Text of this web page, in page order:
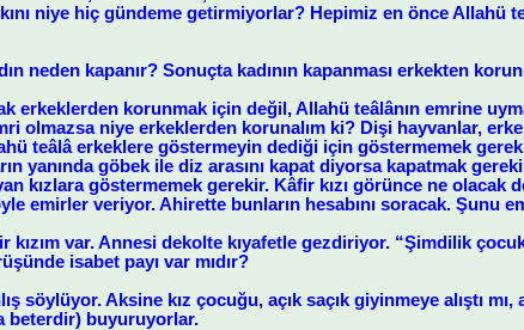
niye hiç gündeme getirmiyorlar? Hepimiz en önce Allahü
neden kapanır? Sonuçta kadının kapanması erkekten
erkeklerden korunmak için değil, Allahü teâlânın emrine
olmazsa niye erkeklerden korunalım ki? Dişi hayvanlar,
teâlâ erkeklere göstermeyin dediği için göstermemek
yanında göbek ile diz arasını kapat diyorsa kapatmak
kızlara göstermemek gerekir. Kâfir kızı görünce ne
emirler veriyor. Ahirette bunların hesabını soracak. Şunu
kızım var. Annesi dekolte kıyafetle gezdiriyor. “Şimdilik
isabet payı var mıdır?
söylüyor. Aksine kız çocuğu, açık saçık giyinmeye alıştı
beterdir) buyuruyorlar.